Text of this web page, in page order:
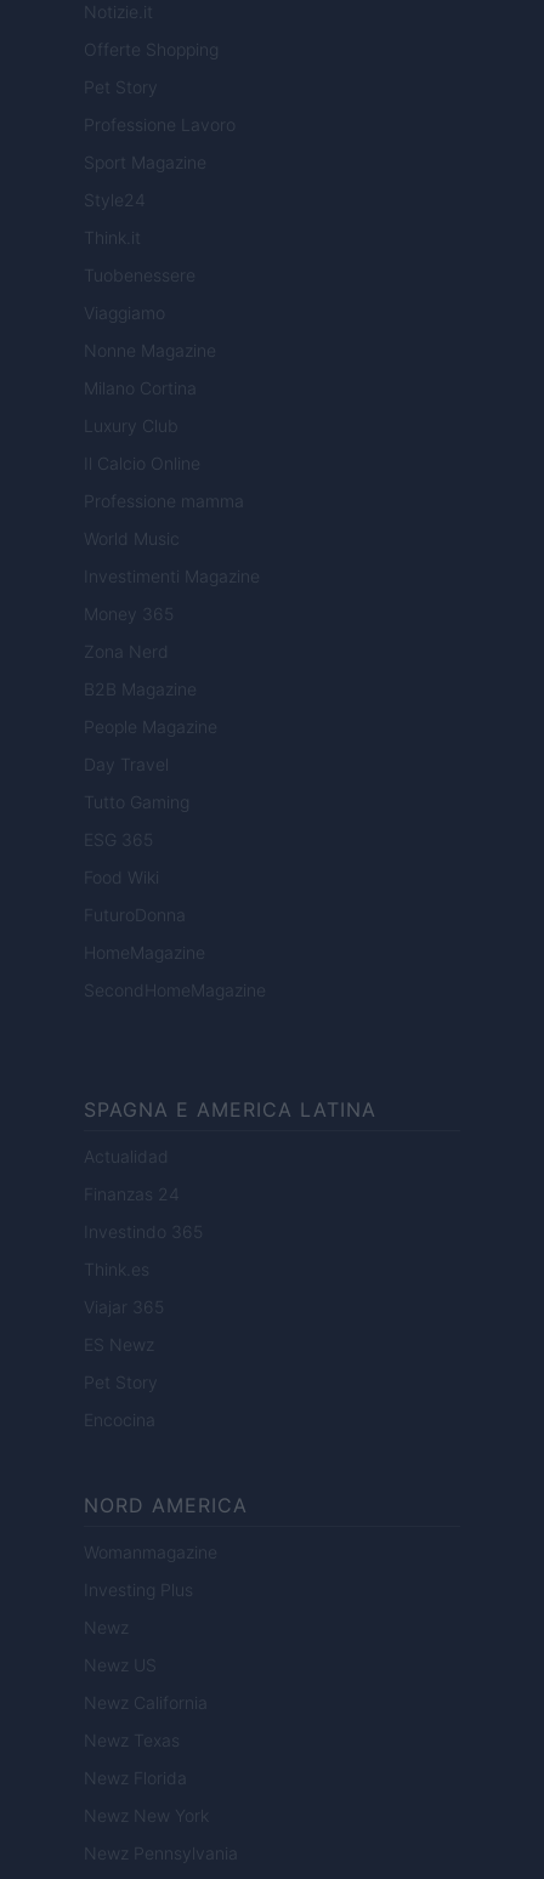
Notizie.it
Offerte Shopping
Pet Story
Professione Lavoro
Sport Magazine
Style24
Think.it
Tuobenessere
Viaggiamo
Nonne Magazine
Milano Cortina
Luxury Club
Il Calcio Online
Professione mamma
World Music
Investimenti Magazine
Money 365
Zona Nerd
B2B Magazine
People Magazine
Day Travel
Tutto Gaming
ESG 365
Food Wiki
FuturoDonna
HomeMagazine
SecondHomeMagazine
SPAGNA E AMERICA LATINA
Actualidad
Finanzas 24
Investindo 365
Think.es
Viajar 365
ES Newz
Pet Story
Encocina
NORD AMERICA
Womanmagazine
Investing Plus
Newz
Newz US
Newz California
Newz Texas
Newz Florida
Newz New York
Newz Pennsylvania